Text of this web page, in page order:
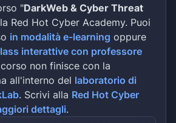
"DarkWeb & Cyber Threat
Red Hot Cyber Academy. Puoi
in modalità e-learning oppure
interattive con professore
non finisce con la
all'interno del laboratorio di
. Scrivi alla Red Hot Cyber
dettagli.